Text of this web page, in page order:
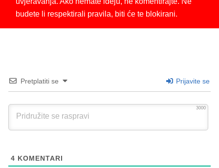
budete li respektirali pravila, biti će te blokirani.
Pretplatiti se Prijavite se
3000
4 KOMENTARI